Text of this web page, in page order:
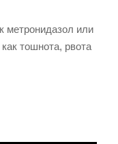
метронидазол или
тошнота, рвота